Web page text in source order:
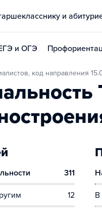
и
и ОГЭ
код направления
311
12 В